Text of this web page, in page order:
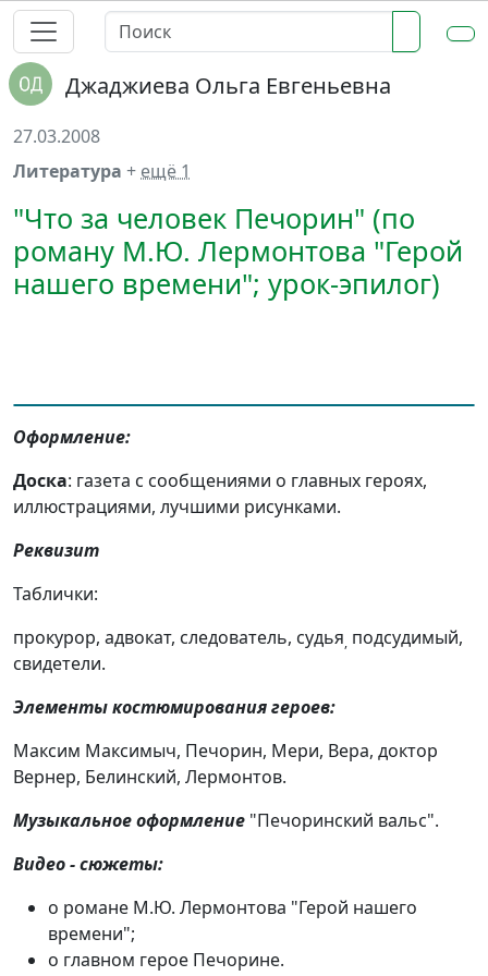
Джаджиева Ольга Евгеньевна
27.03.2008
Литература + ещё 1
"Что за человек Печорин" (по
роману М.Ю. Лермонтова "Герой
нашего времени"; урок-эпилог)
Оформление:
Доска: газета с сообщениями о главных героях,
иллюстрациями, лучшими рисунками.
Реквизит
Таблички:
прокурор, адвокат, следователь, судья, подсудимый,
свидетели.
Элементы костюмирования героев:
Максим Максимыч, Печорин, Мери, Вера, доктор
Вернер, Белинский, Лермонтов.
Музыкальное оформление "Печоринский вальс".
Видео - сюжеты:
о романе М.Ю. Лермонтова "Герой нашего
времени";
о главном герое Печорине.